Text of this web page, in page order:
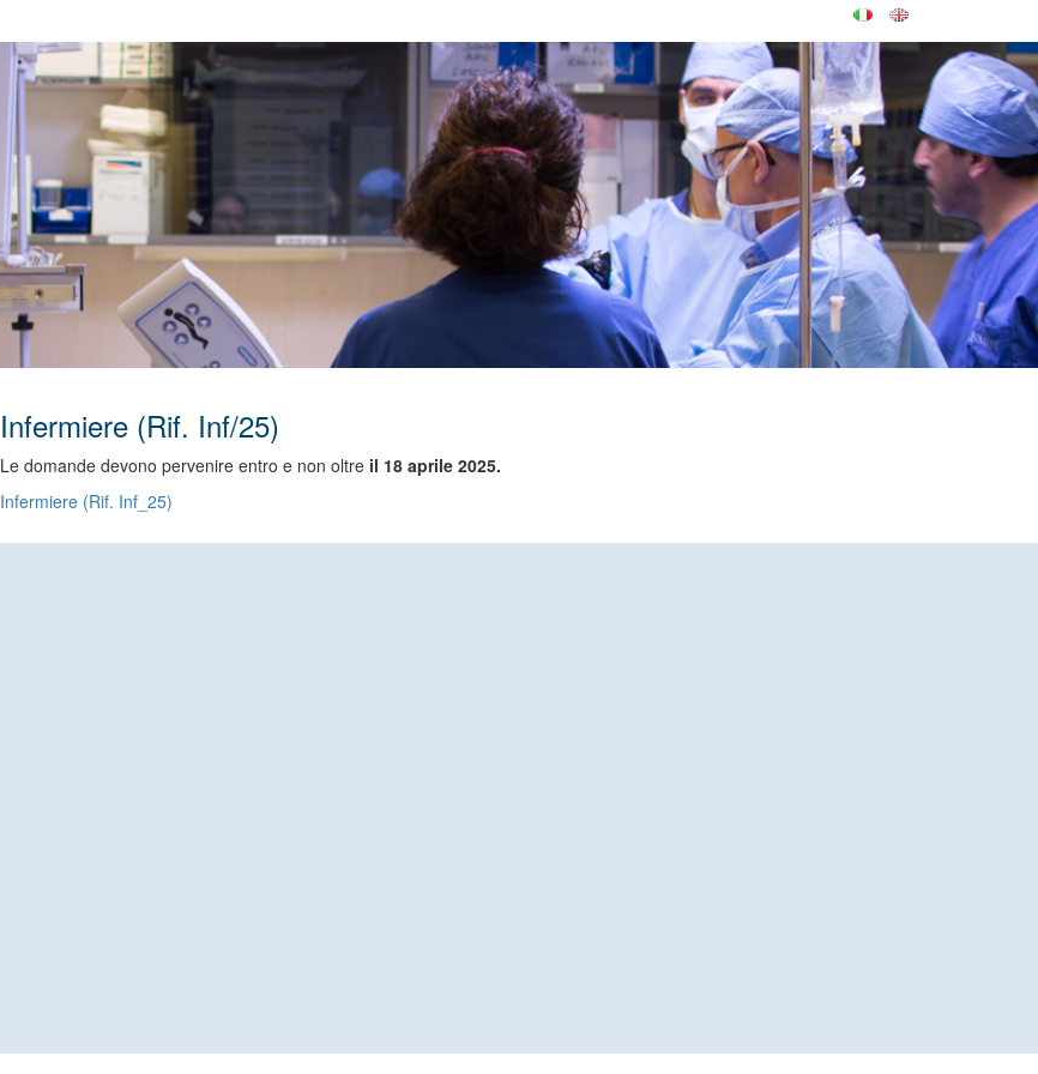
Infermiere (Rif. Inf/25)
Le domande devono pervenire entro e non oltre il 18 aprile 2025.
Infermiere (Rif. Inf_25)